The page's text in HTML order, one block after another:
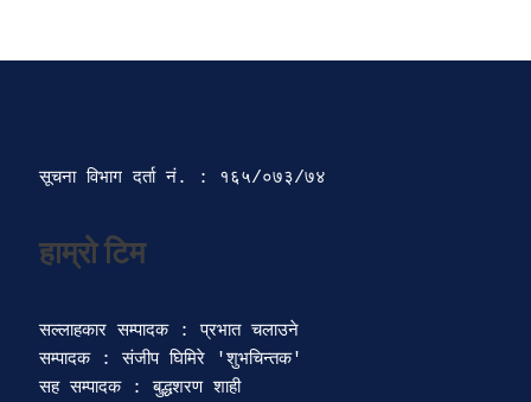
सूचना विभाग दर्ता‍ नं. : १६५/०७३/७४
हाम्रो टिम
सल्लाहकार सम्पादक : प्रभात चलाउने
सम्पादक : संजीप घिमिरे 'शुभचिन्तक'
सह सम्पादक : बुद्धशरण शाही